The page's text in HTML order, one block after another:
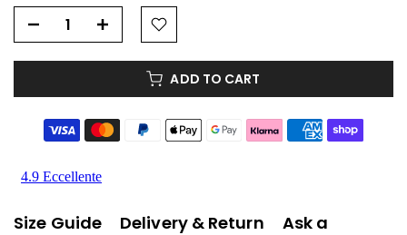
ADD TO CART
Size Guide Delivery & Return
Ask a